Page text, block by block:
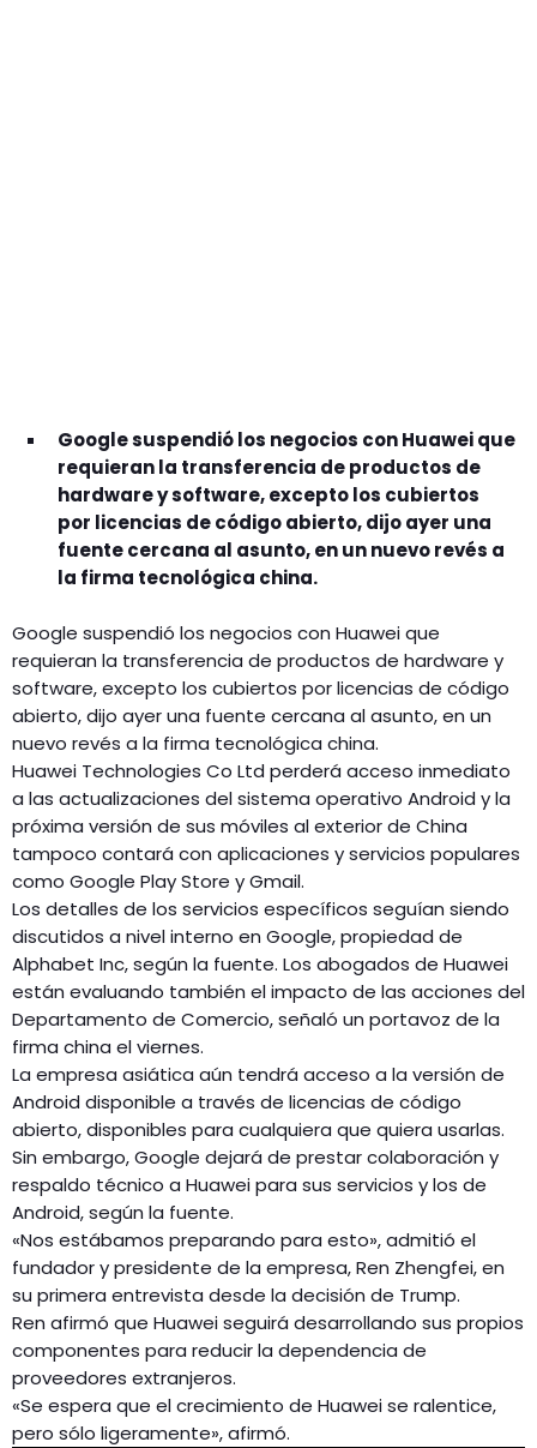
Google suspendió los negocios con Huawei que
requieran la transferencia de productos de
hardware y software, excepto los cubiertos
por licencias de código abierto, dijo ayer una
fuente cercana al asunto, en un nuevo revés a
la firma tecnológica china.
Google suspendió los negocios con Huawei que
requieran la transferencia de productos de hardware y
software, excepto los cubiertos por licencias de código
abierto, dijo ayer una fuente cercana al asunto, en un
nuevo revés a la firma tecnológica china.
Huawei Technologies Co Ltd perderá acceso inmediato
a las actualizaciones del sistema operativo Android y la
próxima versión de sus móviles al exterior de China
tampoco contará con aplicaciones y servicios populares
como Google Play Store y Gmail.
Los detalles de los servicios específicos seguían siendo
discutidos a nivel interno en Google, propiedad de
Alphabet Inc, según la fuente. Los abogados de Huawei
están evaluando también el impacto de las acciones del
Departamento de Comercio, señaló un portavoz de la
firma china el viernes.
La empresa asiática aún tendrá acceso a la versión de
Android disponible a través de licencias de código
abierto, disponibles para cualquiera que quiera usarlas.
Sin embargo, Google dejará de prestar colaboración y
respaldo técnico a Huawei para sus servicios y los de
Android, según la fuente.
«Nos estábamos preparando para esto», admitió el
fundador y presidente de la empresa, Ren Zhengfei, en
su primera entrevista desde la decisión de Trump.
Ren afirmó que Huawei seguirá desarrollando sus propios
componentes para reducir la dependencia de
proveedores extranjeros.
«Se espera que el crecimiento de Huawei se ralentice,
pero sólo ligeramente», afirmó.